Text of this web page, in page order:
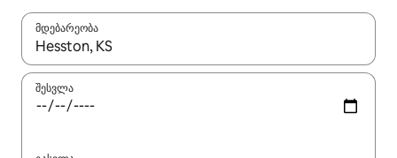
მდებარეობა
როცა შედეგები ხელმისაწვდომი გახდება, ნავიგაციისთვის
შესვლა